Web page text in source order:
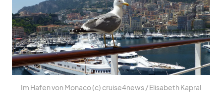
Im Ha­fen von Mo­naco (c) cruise4news /​ Eli­sa­beth Ka­pral